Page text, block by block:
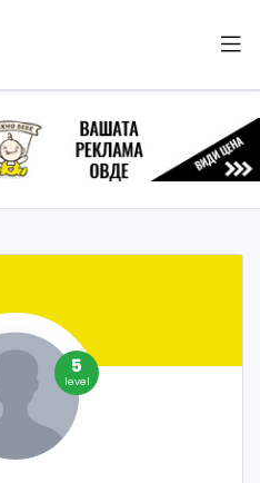
5
level